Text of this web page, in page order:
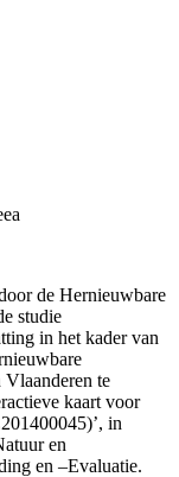
de Hernieuwbare
studie
in het kader van
Vlaanderen te
kaart voor
in
en
en –Evaluatie.